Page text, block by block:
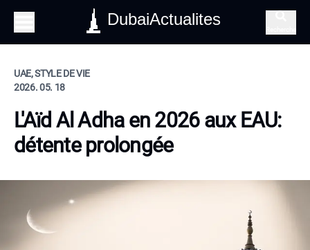
DubaiActualites
UAE, STYLE DE VIE
2026. 05. 18
L'Aïd Al Adha en 2026 aux EAU:
détente prolongée